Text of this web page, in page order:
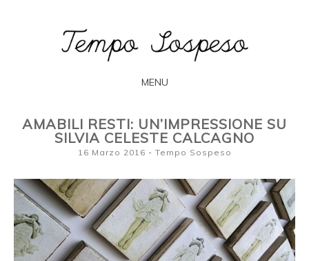
TEMPO
SOSPESO
L'arte secondo Francesca Bogliolo
MENU
TO
CONTENT
AMABILI RESTI: UN’IMPRESSIONE SU
SILVIA CELESTE CALCAGNO
16 Marzo 2016 - Tempo Sospeso